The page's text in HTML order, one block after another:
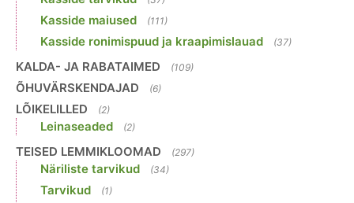
Kasside maiused (111)
Kasside ronimispuud ja kraapimislauad (37)
KALDA- JA RABATAIMED (109)
ÕHUVÄRSKENDAJAD (6)
LÕIKELILLED (2)
Leinaseaded (2)
TEISED LEMMIKLOOMAD (297)
Näriliste tarvikud (34)
Tarvikud (1)